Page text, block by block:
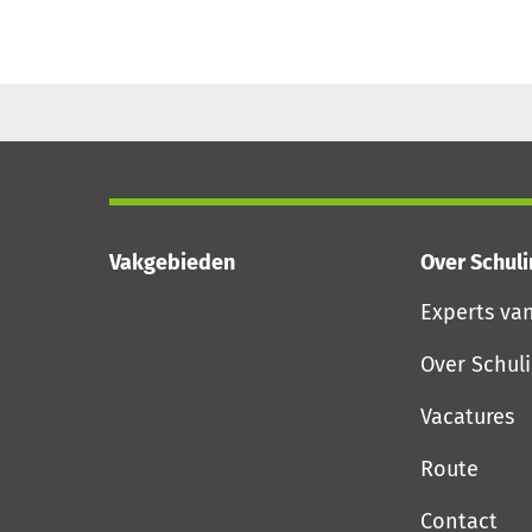
Vakgebieden
Over
Experts
Over
Vacatures
Route
Contact